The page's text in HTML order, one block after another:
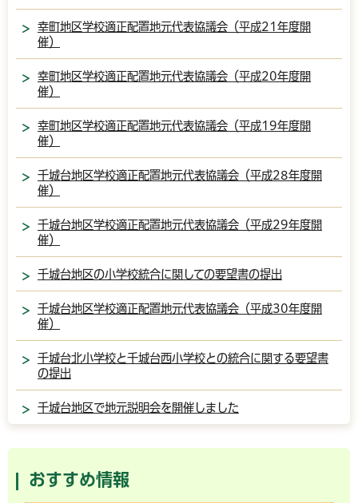
幸町地区学校適正配置地元代表協議会（平成21年度開
催）
幸町地区学校適正配置地元代表協議会（平成20年度開
催）
幸町地区学校適正配置地元代表協議会（平成19年度開
催）
千城台地区学校適正配置地元代表協議会（平成28年度開
催）
千城台地区学校適正配置地元代表協議会（平成29年度開
催）
千城台地区の小学校統合に関しての要望書の提出
千城台地区学校適正配置地元代表協議会（平成30年度開
催）
千城台北小学校と千城台西小学校との統合に関する要望書
の提出
千城台地区で地元説明会を開催しました
おすすめ情報